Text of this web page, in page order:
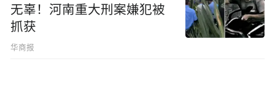
无辜！河南重大刑案嫌犯被
抓获
华商报